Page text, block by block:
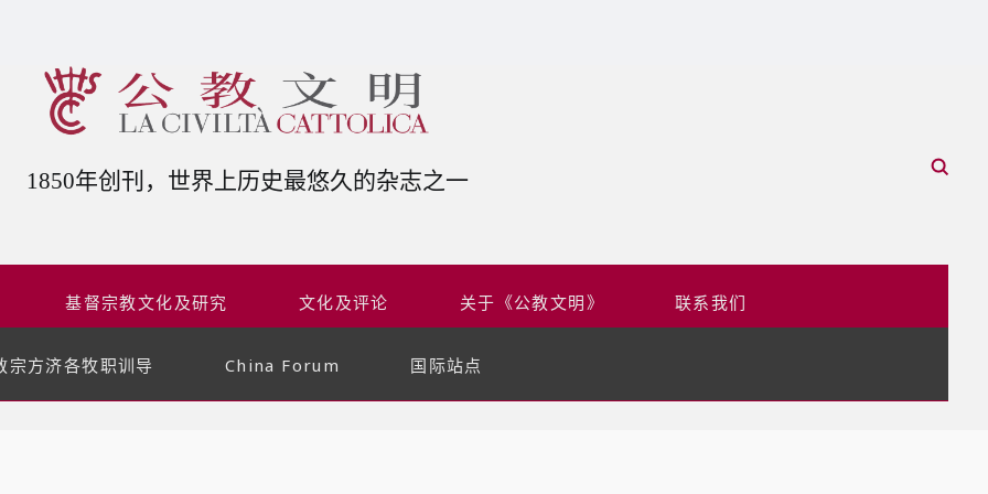
1850年创刊，世界上历史最悠久的杂志之一
基督宗教文化及研究 文化及评论 关于《公教文明》 联系我们
宗方济各牧职训导 China Forum 国际站点